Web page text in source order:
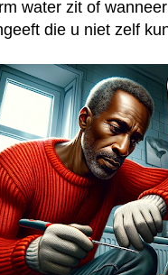
water zit of
die u niet zelf